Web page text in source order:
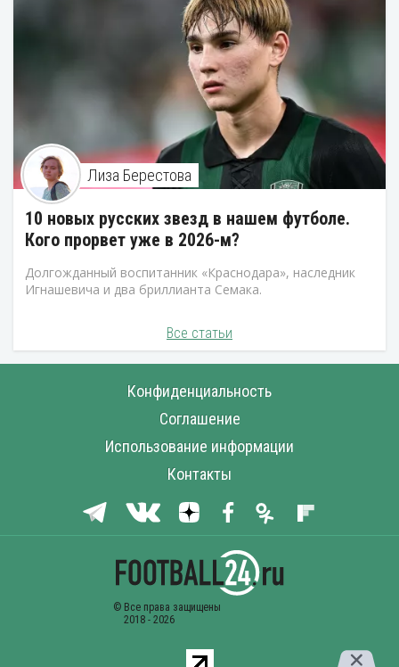
Лиза Берестова
10 новых русских звезд в нашем футболе.
Кого прорвет уже в 2026-м?
Долгожданный воспитанник «Краснодара», наследник
Игнашевича и два бриллианта Семака.
Все статьи
Конфиденциальность
Соглашение
Использование информации
Контакты